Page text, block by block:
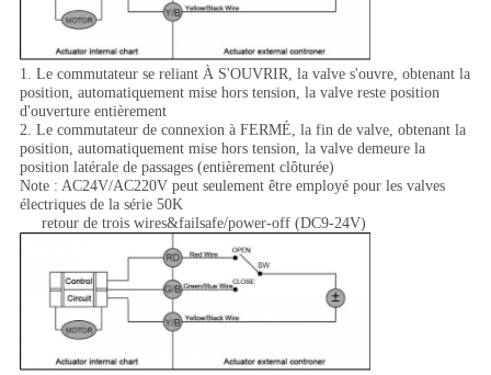
1. Le commutateur se reliant À S'OUVRIR, la valve s'ouvre, obtenant la
position, automatiquement mise hors tension, la valve reste position
d'ouverture entièrement
2. Le commutateur de connexion à FERMÉ, la fin de valve, obtenant la
position, automatiquement mise hors tension, la valve demeure la
position latérale de passages (entièrement clôturée)
Note : AC24V/AC220V peut seulement être employé pour les valves
électriques de la série 50K
retour de trois wires&failsafe/power-off (DC9-24V)